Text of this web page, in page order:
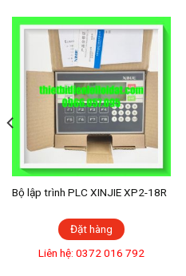
Bộ lập trình PLC XINJIE XP2-18R
Đặt hàng
Liên hệ: 0372 016 792